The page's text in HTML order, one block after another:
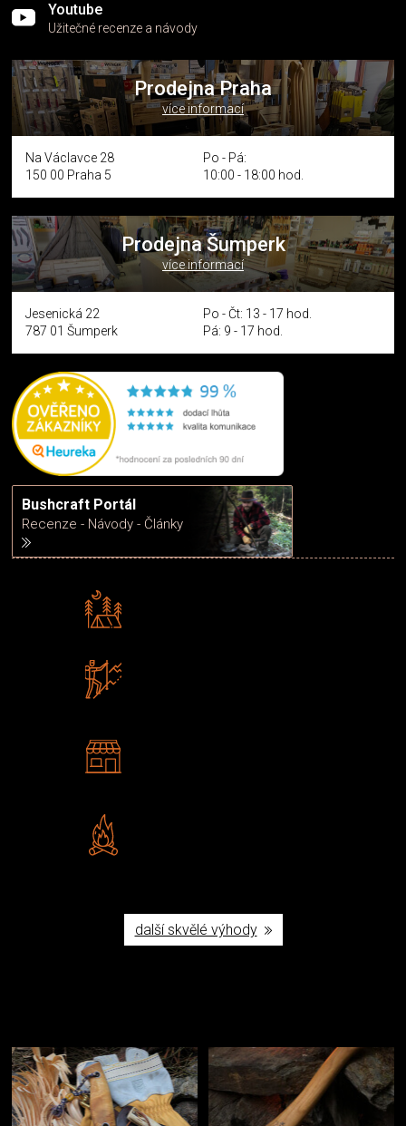
Youtube
Užitečné recenze a návody
Prodejna Praha
více informací
Na Václavce 28
150 00 Praha 5
Po - Pá:
10:00 - 18:00 hod.
Prodejna Šumperk
více informací
Jesenická 22
787 01 Šumperk
Po - Čt: 13 - 17 hod.
Pá: 9 - 17 hod.
Bushcraft Portál
Recenze - Návody - Články
další skvělé výhody